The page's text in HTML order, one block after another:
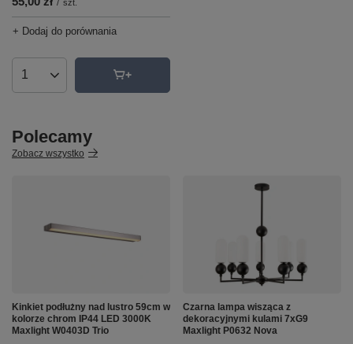
/ szt.
+ Dodaj do porównania
Ilość produktów
Polecamy
Zobacz wszystko
Kinkiet podłużny nad lustro 59cm w
kolorze chrom IP44 LED 3000K
Maxlight W0403D Trio
Czarna lampa wisząca z
dekoracyjnymi kulami 7xG9
Maxlight P0632 Nova